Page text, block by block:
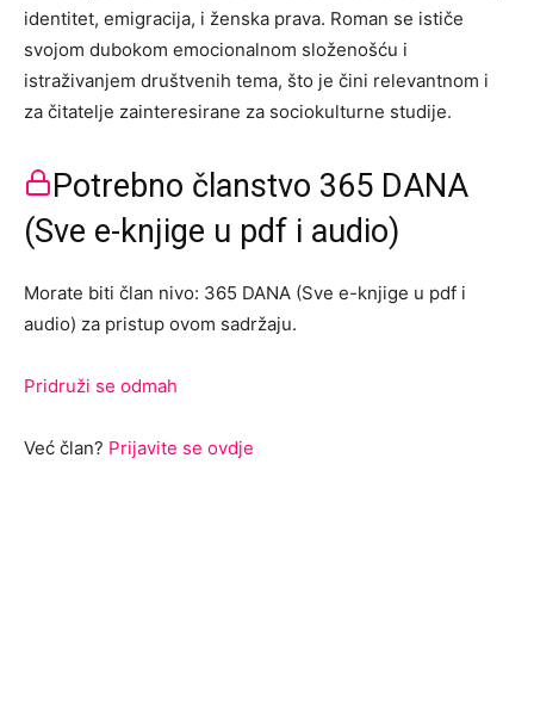
identitet, emigracija, i ženska prava. Roman se ističe
svojom dubokom emocionalnom složenošću i
istraživanjem društvenih tema, što je čini relevantnom i
za čitatelje zainteresirane za sociokulturne studije.
Potrebno članstvo 365 DANA
(Sve e-knjige u pdf i audio)
Morate biti član nivo: 365 DANA (Sve e-knjige u pdf i
audio) za pristup ovom sadržaju.
Pridruži se odmah
Već član? Prijavite se ovdje